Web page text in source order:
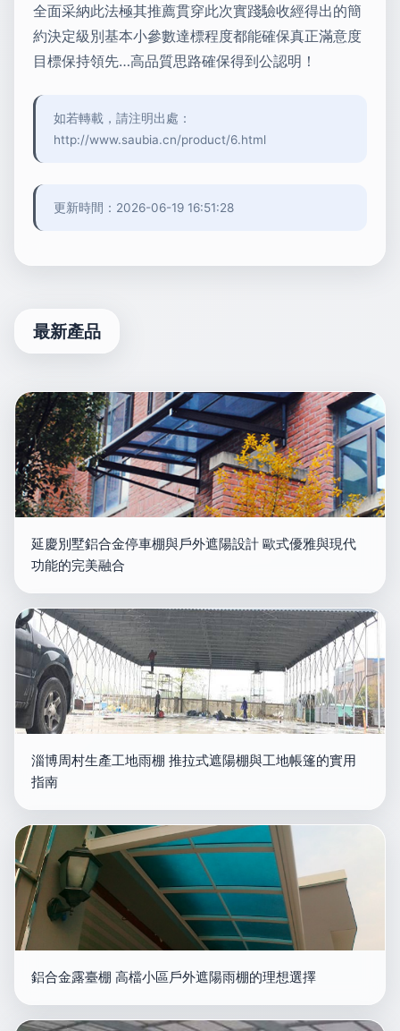
全面采納此法極其推薦貫穿此次實踐驗收經得出的簡
約決定級別基本小參數達標程度都能確保真正滿意度
目標保持領先…高品質思路確保得到公認明！
如若轉載，請注明出處：
http://www.saubia.cn/product/6.html
更新時間：2026-06-19 16:51:28
最新產品
延慶別墅鋁合金停車棚與戶外遮陽設計 歐式優雅與現代
功能的完美融合
淄博周村生產工地雨棚 推拉式遮陽棚與工地帳篷的實用
指南
鋁合金露臺棚 高檔小區戶外遮陽雨棚的理想選擇